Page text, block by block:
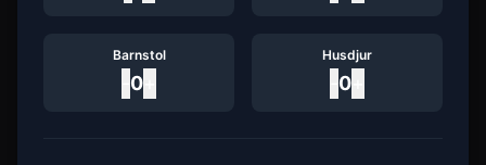
Barnstol
0
Husdjur
0